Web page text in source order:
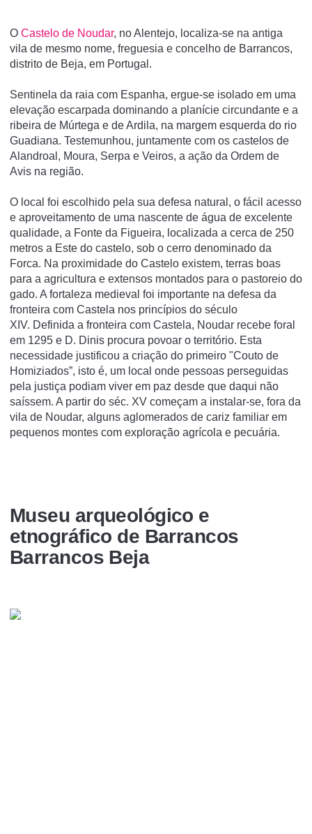
O Castelo de Noudar, no Alentejo, localiza-se na antiga
vila de mesmo nome, freguesia e concelho de Barrancos,
distrito de Beja, em Portugal.
Sentinela da raia com Espanha, ergue-se isolado em uma
elevação escarpada dominando a planí­cie circundante e a
ribeira de Múrtega e de Ardila, na margem esquerda do rio
Guadiana. Testemunhou, juntamente com os castelos de
Alandroal, Moura, Serpa e Veiros, a ação da Ordem de
Avis na região.
O local foi escolhido pela sua defesa natural, o fácil acesso
e aproveitamento de uma nascente de água de excelente
qualidade, a Fonte da Figueira, localizada a cerca de 250
metros a Este do castelo, sob o cerro denominado da
Forca. Na proximidade do Castelo existem, terras boas
para a agricultura e extensos montados para o pastoreio do
gado. A fortaleza medieval foi importante na defesa da
fronteira com Castela nos princípios do século
XIV. Definida a fronteira com Castela, Noudar recebe foral
em 1295 e D. Dinis procura povoar o território. Esta
necessidade justificou a criação do primeiro "Couto de
Homiziados”, isto é, um local onde pessoas perseguidas
pela justiça podiam viver em paz desde que daqui não
saíssem. A partir do séc. XV começam a instalar-se, fora da
vila de Noudar, alguns aglomerados de cariz familiar em
pequenos montes com exploração agrícola e pecuária.
Museu arqueológico e
etnográfico de Barrancos
Barrancos Beja